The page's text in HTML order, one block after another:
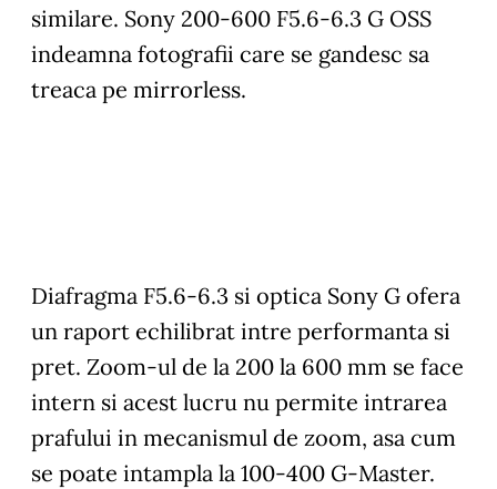
similare. Sony 200-600 F5.6-6.3 G OSS
indeamna fotografii care se gandesc sa
treaca pe mirrorless.
Diafragma F5.6-6.3 si optica Sony G ofera
un raport echilibrat intre performanta si
pret. Zoom-ul de la 200 la 600 mm se face
intern si acest lucru nu permite intrarea
prafului in mecanismul de zoom, asa cum
se poate intampla la 100-400 G-Master.